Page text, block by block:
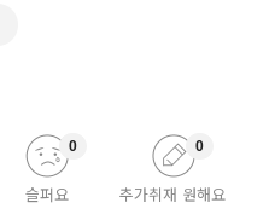
슬퍼요
0
추가취재 원해요
0